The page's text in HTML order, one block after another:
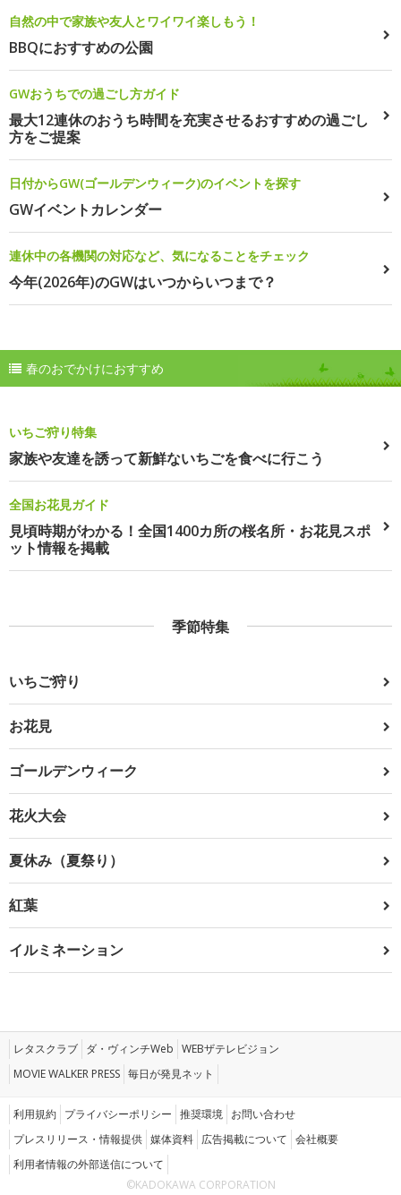
自然の中で家族や友人とワイワイ楽しもう！
BBQにおすすめの公園
GWおうちでの過ごし方ガイド
最大12連休のおうち時間を充実させるおすすめの過ごし
方をご提案
日付からGW(ゴールデンウィーク)のイベントを探す
GWイベントカレンダー
連休中の各機関の対応など、気になることをチェック
今年(2026年)のGWはいつからいつまで？
春のおでかけにおすすめ
いちご狩り特集
家族や友達を誘って新鮮ないちごを食べに行こう
全国お花見ガイド
見頃時期がわかる！全国1400カ所の桜名所・お花見スポ
ット情報を掲載
季節特集
いちご狩り
お花見
ゴールデンウィーク
花火大会
夏休み（夏祭り）
紅葉
イルミネーション
レタスクラブ ダ・ヴィンチWeb WEBザテレビジョン
MOVIE WALKER PRESS 毎日が発見ネット
利用規約 プライバシーポリシー 推奨環境 お問い合わせ
プレスリリース・情報提供 媒体資料 広告掲載について 会社概要
利用者情報の外部送信について
©KADOKAWA CORPORATION